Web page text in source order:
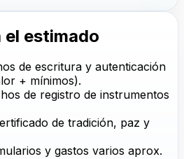
estimado
de escritura y autenticación
+ mínimos).
de registro de instrumentos
de tradición, paz y
y gastos varios aprox.